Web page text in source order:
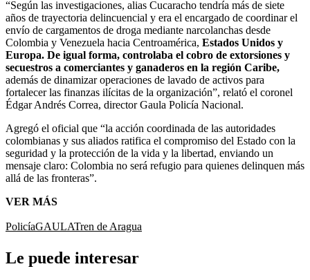
“Según las investigaciones, alias Cucaracho tendría más de siete
años de trayectoria delincuencial y era el encargado de coordinar el
envío de cargamentos de droga mediante narcolanchas desde
Colombia y Venezuela hacia Centroamérica, Estados Unidos y
Europa. De igual forma, controlaba el cobro de extorsiones y
secuestros a comerciantes y ganaderos en la región Caribe,
además de dinamizar operaciones de lavado de activos para
fortalecer las finanzas ilícitas de la organización”, relató el coronel
Édgar Andrés Correa, director Gaula Policía Nacional.
Agregó el oficial que “la acción coordinada de las autoridades
colombianas y sus aliados ratifica el compromiso del Estado con la
seguridad y la protección de la vida y la libertad, enviando un
mensaje claro: Colombia no será refugio para quienes delinquen más
allá de las fronteras”.
VER MÁS
PolicíaGAULATren de Aragua
Le puede interesar